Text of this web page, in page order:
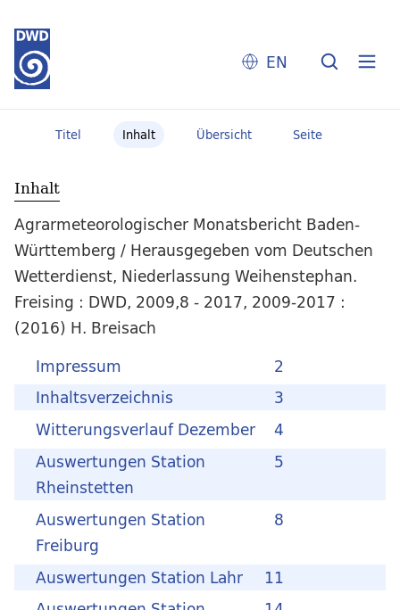
EN
Titel Inhalt Übersicht Seite
Inhalt
Agrarmeteorologischer Monatsbericht Baden-
Württemberg / Herausgegeben vom Deutschen
Wetterdienst, Niederlassung Weihenstephan.
Freising : DWD, 2009,8 - 2017, 2009-2017 :
(2016) H. Breisach
2
Impressum
3
Inhaltsverzeichnis
4
Witterungsverlauf Dezember
5
Auswertungen Station
Rheinstetten
8
Auswertungen Station
Freiburg
11
Auswertungen Station Lahr